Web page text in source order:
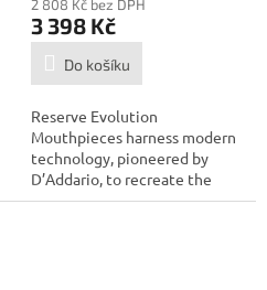
2 808 Kč bez DPH
3 398 Kč
Do košíku
Reserve Evolution
Mouthpieces harness modern
technology, pioneered by
D’Addario, to recreate the
incomparable...